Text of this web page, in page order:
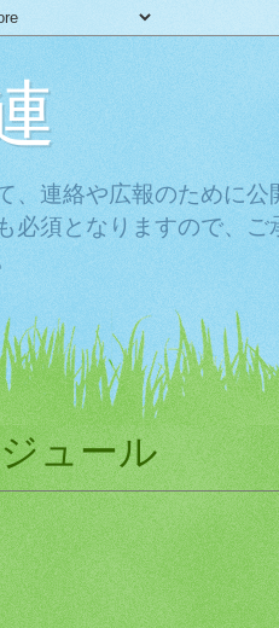
、連絡や広報のために
必須となりますので、
ュール